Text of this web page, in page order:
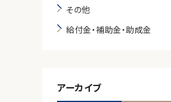
その他
給付金・補助金・助成金
アーカイブ